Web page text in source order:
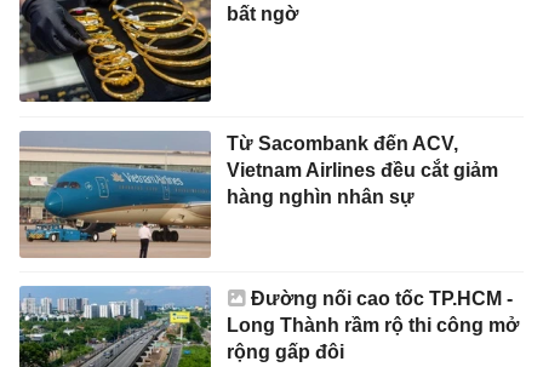
bất ngờ
Từ Sacombank đến ACV,
Vietnam Airlines đều cắt giảm
hàng nghìn nhân sự
Đường nối cao tốc TP.HCM -
Long Thành rầm rộ thi công mở
rộng gấp đôi